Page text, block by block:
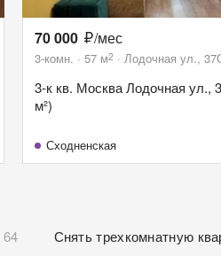
70 000 /мес
3-комн. 57 м2 Лодочная ул.,
3-к кв. Москва Лодочная ул.,
м²)
Сходненская
64 Снять трехкомнатную